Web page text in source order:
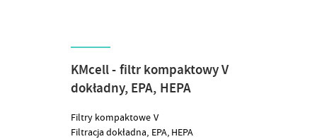
KMcell - filtr kompaktowy V
dokładny, EPA, HEPA
Filtry kompaktowe V
Filtracja dokładna, EPA, HEPA